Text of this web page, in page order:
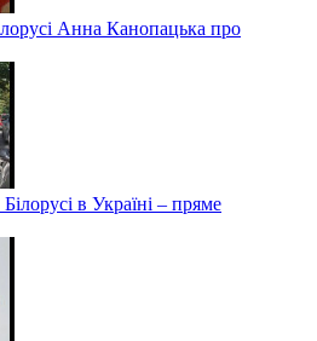
Анна Канопацька про
в Україні – пряме